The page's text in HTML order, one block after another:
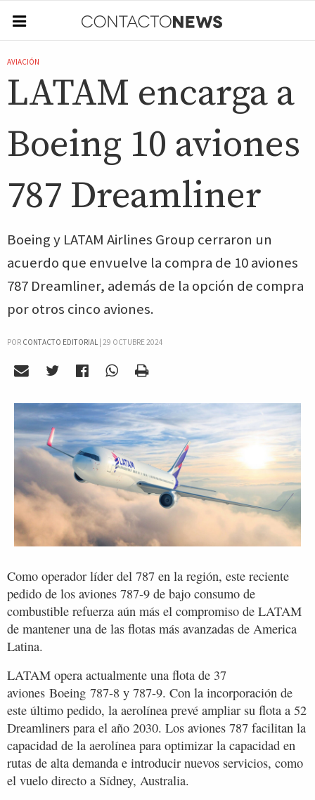
AVIACIÓN
LATAM encarga a
Boeing 10 aviones
787 Dreamliner
Boeing y LATAM Airlines Group cerraron un
acuerdo que envuelve la compra de 10 aviones
787 Dreamliner, además de la opción de compra
por otros cinco aviones.
POR CONTACTO EDITORIAL| 29 OCTUBRE 2024
Como operador líder del 787 en la región, este reciente
pedido de los aviones 787-9 de bajo consumo de
combustible refuerza aún más el compromiso de LATAM
de mantener una de las flotas más avanzadas de America
Latina.
LATAM opera actualmente una flota de 37
aviones Boeing 787-8 y 787-9. Con la incorporación de
este último pedido, la aerolínea prevé ampliar su flota a 52
Dreamliners para el año 2030. Los aviones 787 facilitan la
capacidad de la aerolínea para optimizar la capacidad en
rutas de alta demanda e introducir nuevos servicios, como
el vuelo directo a Sídney, Australia.